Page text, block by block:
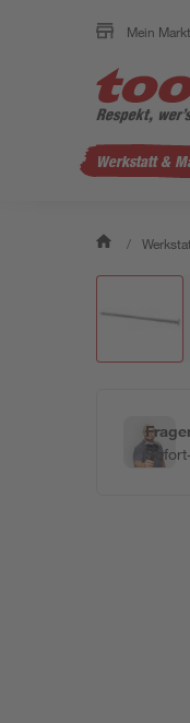
Mein
Werkstatt &
/